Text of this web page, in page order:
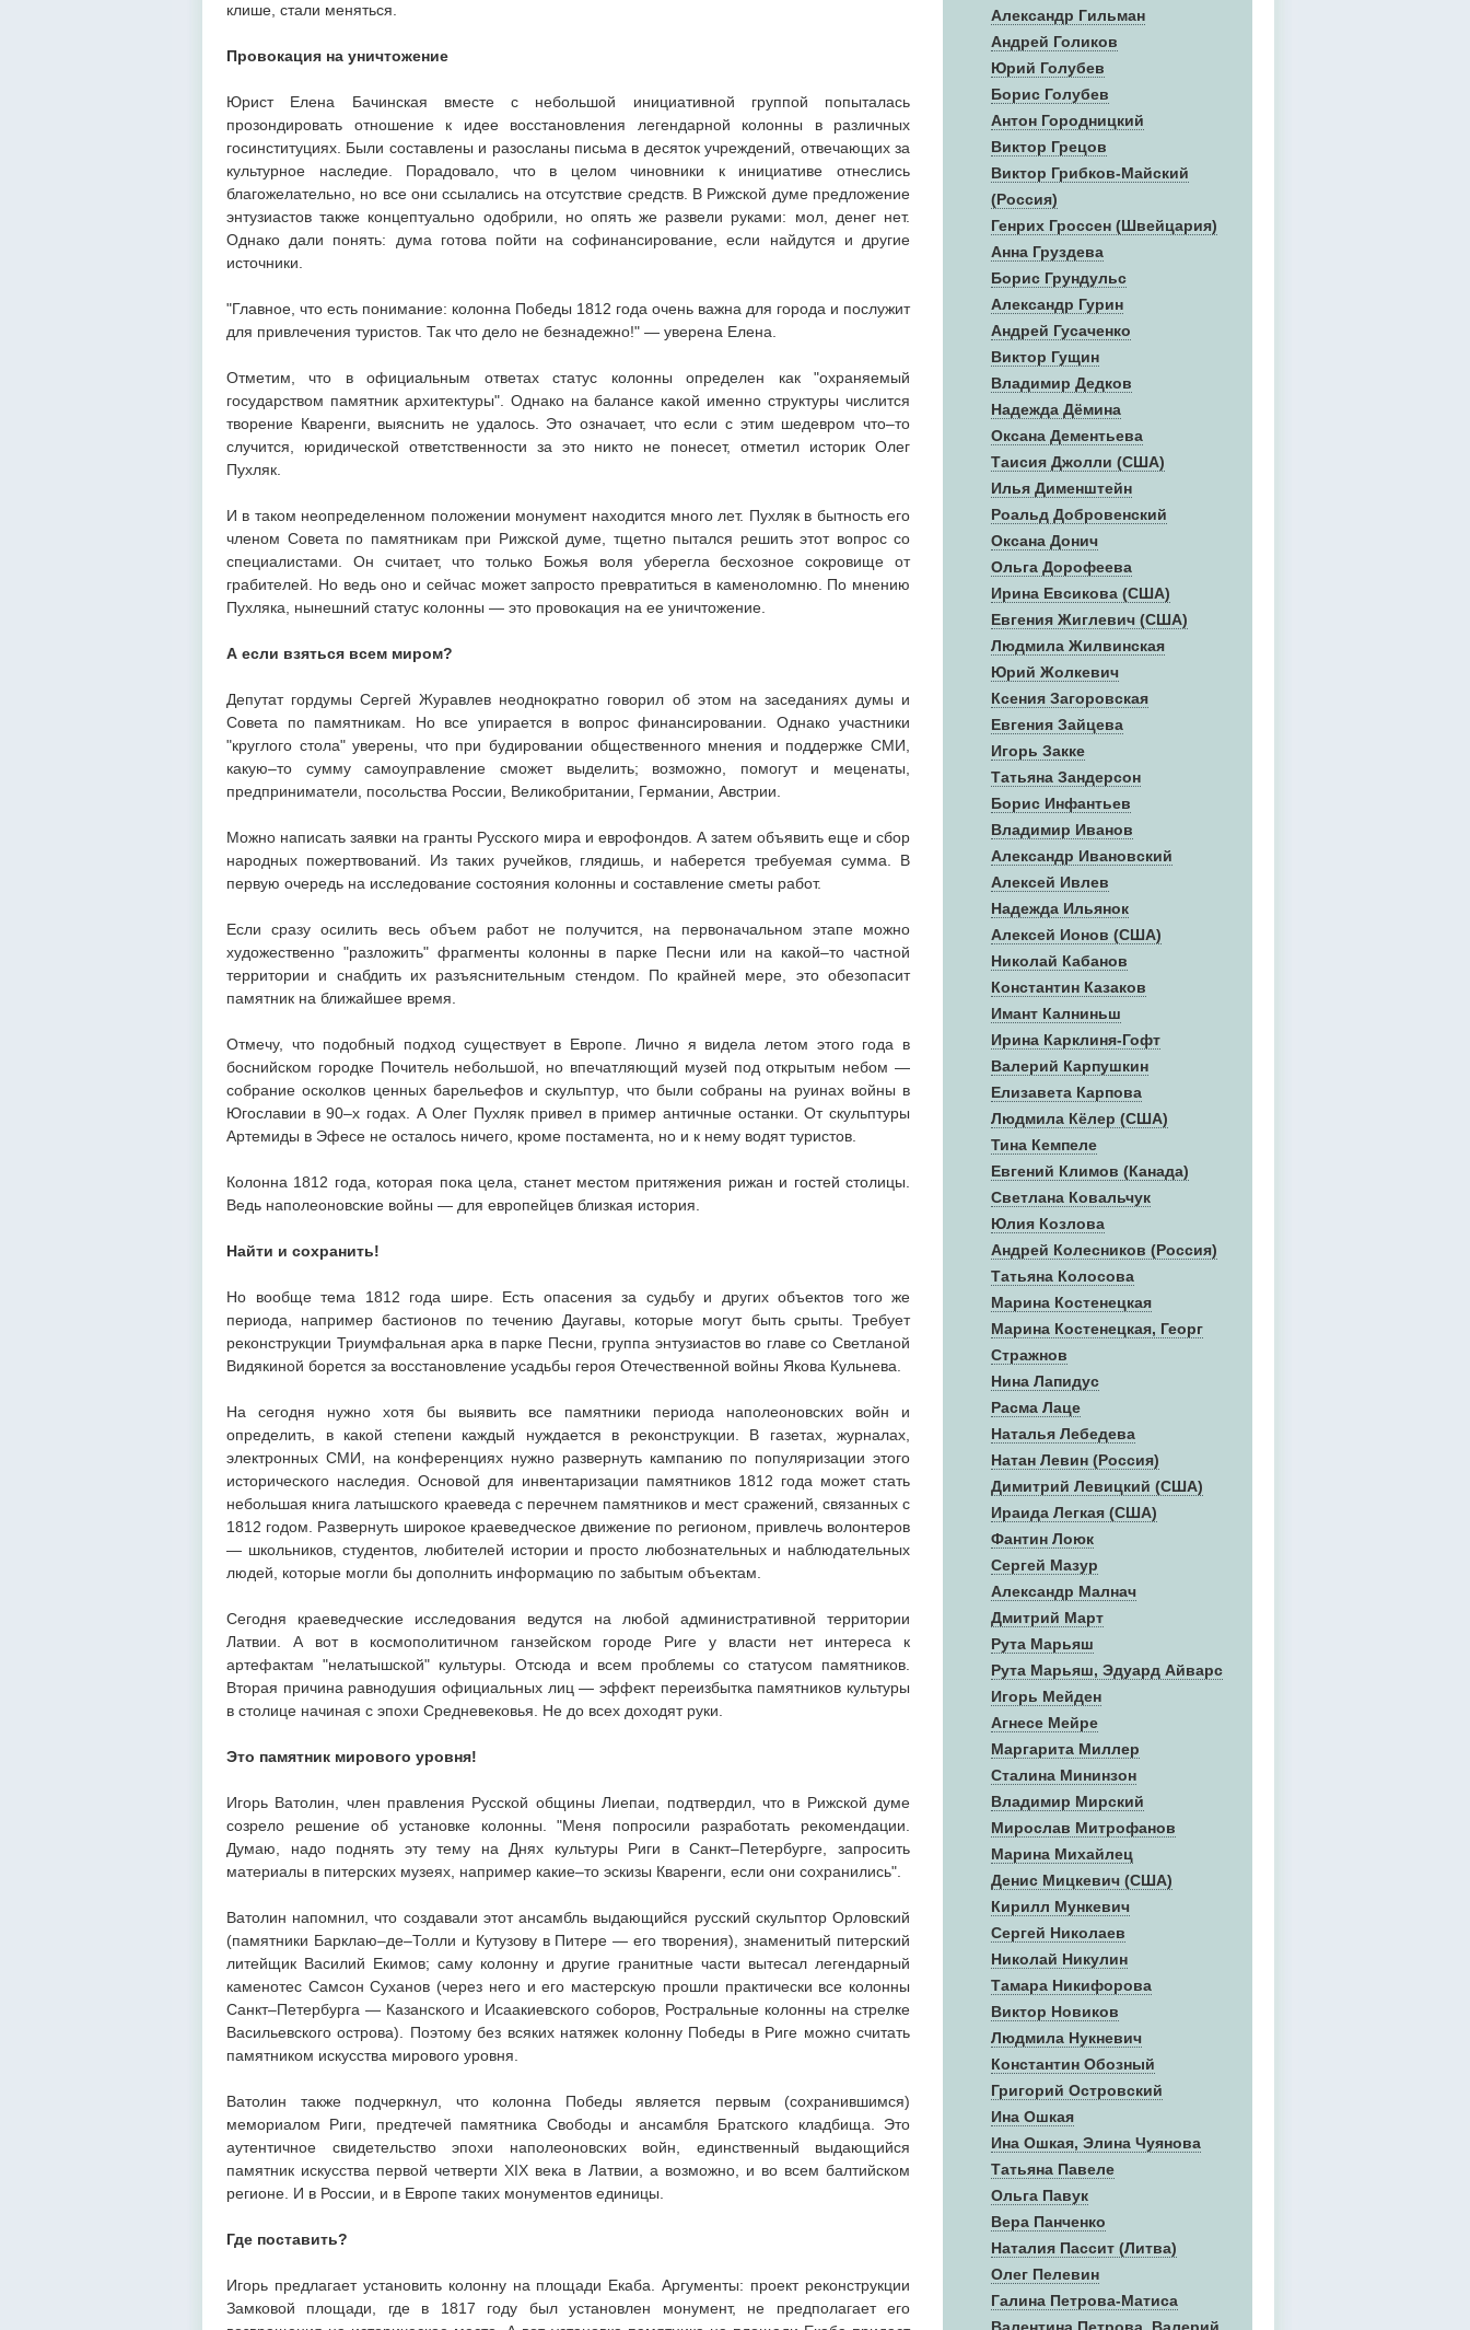
Александр Гильман
Андрей Голиков
Юрий Голубев
Борис Голубев
Антон Городницкий
Виктор Грецов
Виктор Грибков-Майский
(Россия)
Генрих Гроссен (Швейцария)
Анна Груздева
Борис Грундульс
Александр Гурин
Андрей Гусаченко
Виктор Гущин
Владимир Дедков
Надежда Дёмина
Оксана Дементьева
Таисия Джолли (США)
Илья Дименштейн
Роальд Добровенский
Оксана Донич
Ольга Дорофеева
Ирина Евсикова (США)
Евгения Жиглевич (США)
Людмила Жилвинская
Юрий Жолкевич
Ксения Загоровская
Евгения Зайцева
Игорь Закке
Татьяна Зандерсон
Борис Инфантьев
Владимир Иванов
Александр Ивановский
Алексей Ивлев
Надежда Ильянок
Алексей Ионов (США)
Николай Кабанов
Константин Казаков
Имант Калниньш
Ирина Карклиня-Гофт
Валерий Карпушкин
Елизавета Карпова
Людмила Кёлер (США)
Тина Кемпеле
Евгений Климов (Канада)
Светлана Ковальчук
Юлия Козлова
Андрей Колесников (Россия)
Татьяна Колосова
Марина Костенецкая
Марина Костенецкая, Георг
Стражнов
Нина Лапидус
Расма Лаце
Наталья Лебедева
Натан Левин (Россия)
Димитрий Левицкий (США)
Ираида Легкая (США)
Фантин Лоюк
Сергей Мазур
Александр Малнач
Дмитрий Март
Рута Марьяш
Рута Марьяш, Эдуард Айварс
Игорь Мейден
Агнесе Мейре
Маргарита Миллер
Сталина Мининзон
Владимир Мирский
Мирослав Митрофанов
Марина Михайлец
Денис Mицкевич (США)
Кирилл Мункевич
Сергей Николаев
Николай Никулин
Тамара Никифорова
Виктор Новиков
Людмила Нукневич
Константин Обозный
Григорий Островский
Ина Ошкая
Ина Ошкая, Элина Чуянова
Татьяна Павеле
Ольга Павук
Вера Панченко
Наталия Пассит (Литва)
Олег Пелевин
Галина Петрова-Матиса
клише, стали меняться.
Провокация на уничтожение
Юрист Елена Бачинская вместе с небольшой инициативной группой попыталась
прозондировать отношение к идее восстановления легендарной колонны в различных
госинституциях. Были составлены и разосланы письма в десяток учреждений, отвечающих за
культурное наследие. Порадовало, что в целом чиновники к инициативе отнеслись
благожелательно, но все они ссылались на отсутствие средств. В Рижской думе предложение
энтузиастов также концептуально одобрили, но опять же развели руками: мол, денег нет.
Однако дали понять: дума готова пойти на софинансирование, если найдутся и другие
источники.
"Главное, что есть понимание: колонна Победы 1812 года очень важна для города и послужит
для привлечения туристов. Так что дело не безнадежно!" — уверена Елена.
Отметим, что в официальным ответах статус колонны определен как "охраняемый
государством памятник архитектуры". Однако на балансе какой именно структуры числится
творение Кваренги, выяснить не удалось. Это означает, что если с этим шедевром что–то
случится, юридической ответственности за это никто не понесет, отметил историк Олег
Пухляк.
И в таком неопределенном положении монумент находится много лет. Пухляк в бытность его
членом Совета по памятникам при Рижской думе, тщетно пытался решить этот вопрос со
специалистами. Он считает, что только Божья воля уберегла бесхозное сокровище от
грабителей. Но ведь оно и сейчас может запросто превратиться в каменоломню. По мнению
Пухляка, нынешний статус колонны — это провокация на ее уничтожение.
А если взяться всем миром?
Депутат гордумы Сергей Журавлев неоднократно говорил об этом на заседаниях думы и
Совета по памятникам. Но все упирается в вопрос финансировании. Однако участники
"круглого стола" уверены, что при будировании общественного мнения и поддержке СМИ,
какую–то сумму самоуправление сможет выделить; возможно, помогут и меценаты,
предприниматели, посольства России, Великобритании, Германии, Австрии.
Можно написать заявки на гранты Русского мира и еврофондов. А затем объявить еще и сбор
народных пожертвований. Из таких ручейков, глядишь, и наберется требуемая сумма. В
первую очередь на исследование состояния колонны и составление сметы работ.
Если сразу осилить весь объем работ не получится, на первоначальном этапе можно
художественно "разложить" фрагменты колонны в парке Песни или на какой–то частной
территории и снабдить их разъяснительным стендом. По крайней мере, это обезопасит
памятник на ближайшее время.
Отмечу, что подобный подход существует в Европе. Лично я видела летом этого года в
боснийском городке Почитель небольшой, но впечатляющий музей под открытым небом —
собрание осколков ценных барельефов и скульптур, что были собраны на руинах войны в
Югославии в 90–х годах. А Олег Пухляк привел в пример античные останки. От скульптуры
Артемиды в Эфесе не осталось ничего, кроме постамента, но и к нему водят туристов.
Колонна 1812 года, которая пока цела, станет местом притяжения рижан и гостей столицы.
Ведь наполеоновские войны — для европейцев близкая история.
Найти и сохранить!
Но вообще тема 1812 года шире. Есть опасения за судьбу и других объектов того же
периода, например бастионов по течению Даугавы, которые могут быть срыты. Требует
реконструкции Триумфальная арка в парке Песни, группа энтузиастов во главе со Светланой
Видякиной борется за восстановление усадьбы героя Отечественной войны Якова Кульнева.
На сегодня нужно хотя бы выявить все памятники периода наполеоновских войн и
определить, в какой степени каждый нуждается в реконструкции. В газетах, журналах,
электронных СМИ, на конференциях нужно развернуть кампанию по популяризации этого
исторического наследия. Основой для инвентаризации памятников 1812 года может стать
небольшая книга латышского краеведа с перечнем памятников и мест сражений, связанных с
1812 годом. Развернуть широкое краеведческое движение по регионом, привлечь волонтеров
— школьников, студентов, любителей истории и просто любознательных и наблюдательных
людей, которые могли бы дополнить информацию по забытым объектам.
Сегодня краеведческие исследования ведутся на любой административной территории
Латвии. А вот в космополитичном ганзейском городе Риге у власти нет интереса к
артефактам "нелатышской" культуры. Отсюда и всем проблемы со статусом памятников.
Вторая причина равнодушия официальных лиц — эффект переизбытка памятников культуры
в столице начиная с эпохи Средневековья. Не до всех доходят руки.
Это памятник мирового уровня!
Игорь Ватолин, член правления Русской общины Лиепаи, подтвердил, что в Рижской думе
созрело решение об установке колонны. "Меня попросили разработать рекомендации.
Думаю, надо поднять эту тему на Днях культуры Риги в Санкт–Петербурге, запросить
материалы в питерских музеях, например какие–то эскизы Кваренги, если они сохранились".
Ватолин напомнил, что создавали этот ансамбль выдающийся русский скульптор Орловский
(памятники Барклаю–де–Толли и Кутузову в Питере — его творения), знаменитый питерский
литейщик Василий Екимов; саму колонну и другие гранитные части вытесал легендарный
каменотес Самсон Суханов (через него и его мастерскую прошли практически все колонны
Санкт–Петербурга — Казанского и Исаакиевского соборов, Ростральные колонны на стрелке
Васильевского острова). Поэтому без всяких натяжек колонну Победы в Риге можно считать
памятником искусства мирового уровня.
Ватолин также подчеркнул, что колонна Победы является первым (сохранившимся)
мемориалом Риги, предтечей памятника Свободы и ансамбля Братского кладбища. Это
аутентичное свидетельство эпохи наполеоновских войн, единственный выдающийся
памятник искусства первой четверти ХIХ века в Латвии, а возможно, и во всем балтийском
регионе. И в России, и в Европе таких монументов единицы.
Где поставить?
Игорь предлагает установить колонну на площади Екаба. Аргументы: проект реконструкции
Замковой площади, где в 1817 году был установлен монумент, не предполагает его